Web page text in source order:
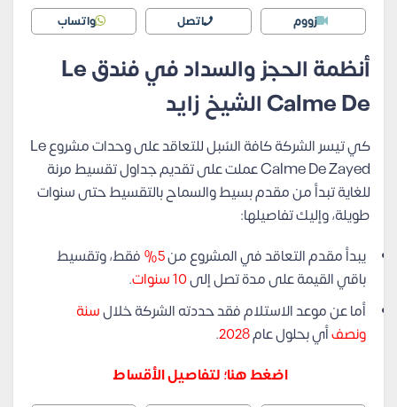
زووم اتصل واتساب
أنظمة الحجز والسداد في فندق Le
Calme De الشيخ زايد
كي تيسر الشركة كافة السُبل للتعاقد على وحدات مشروع Le
Calme De Zayed عملت على تقديم جداول تقسيط مرنة
للغاية تبدأ من مقدم بسيط والسماح بالتقسيط حتى سنوات
طويلة، وإليك تفاصيلها:
يبدأ مقدم التعاقد في المشروع من
فقط، وتقسيط
باقي القيمة على مدة تصل إلى10 سنوات
.
أما عن موعد الاستلام فقد حددته الشركة خلالسنة
ونصفأي بحلول عام2028
.
اضغط هنا؛ لتفاصيل الأقساط